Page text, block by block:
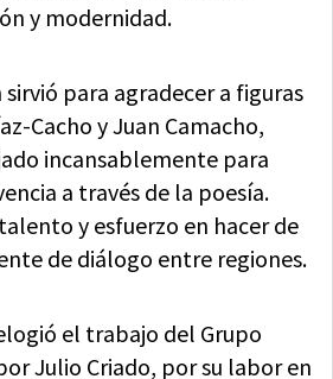
y modernidad.
para agradecer a figuras
Cacho y Juan Camacho,
incansablemente para
a través de la poesía.
y esfuerzo en hacer de
de diálogo entre regiones.
el trabajo del Grupo
Julio Criado, por su labor en